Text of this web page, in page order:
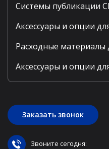
Системы публикации
Аксессуары и опции
Расходные
Аксессуары и опции
Заказать звонок
Звоните сегодня: